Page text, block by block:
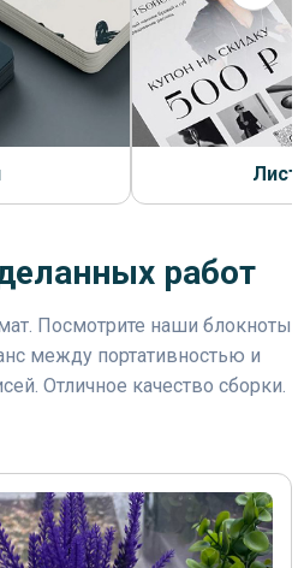
работ
Посмотрите наши блокноты
между портативностью и
Отличное качество сборки.